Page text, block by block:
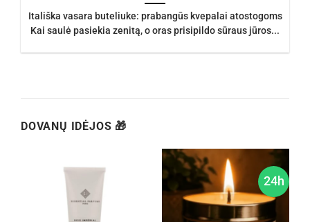
Itališka vasara buteliuke: prabangūs kvepalai atostogoms
Kai saulė pasiekia zenitą, o oras prisipildo sūraus jūros...
DOVANŲ IDĖJOS 🎁
24h